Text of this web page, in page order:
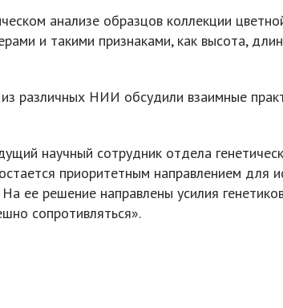
анализе образцов коллекции
и такими признаками, как высота,
различных НИИ обсудили взаимные
научный сотрудник отдела
приоритетным направлением для
ее решение направлены усилия
сопротивляться».